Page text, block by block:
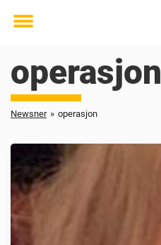
Toggle
operasjon
Newsner » operasjon